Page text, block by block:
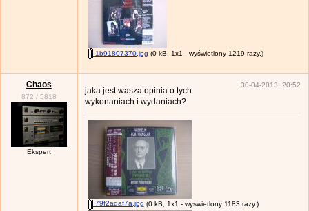
1b91807370.jpg (0 kB, 1x1 - wyświetlony 1219 razy.)
Chaos
872 / 5818
Ekspert
30-04-2013, 20:52
jaka jest wasza opinia o tych
wykonaniach i wydaniach?
79f2adaf7a.jpg (0 kB, 1x1 - wyświetlony 1183 razy.)